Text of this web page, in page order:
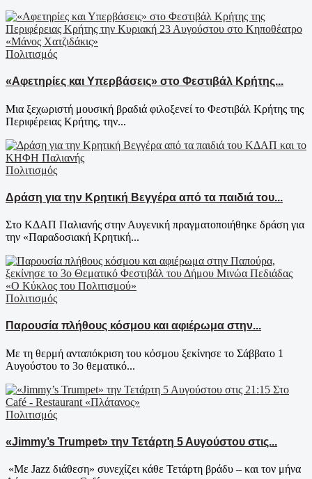
Πολιτισμός
«Αφετηρίες και Υπερβάσεις» στο Φεστιβάλ Κρήτης...
Μια ξεχωριστή μουσική βραδιά φιλοξενεί το Φεστιβάλ Κρήτης της
Περιφέρειας Κρήτης, την...
Πολιτισμός
Δράση για την Κρητική Βεγγέρα από τα παιδιά του...
Στο ΚΔΑΠ Παλιανής στην Αυγενική πραγματοποιήθηκε δράση για
την «Παραδοσιακή Κρητική...
Πολιτισμός
Παρουσία πλήθους κόσμου και αφιέρωμα στην...
Με τη θερμή ανταπόκριση του κόσμου ξεκίνησε το Σάββατο 1
Αυγούστου το 3ο θεματικό...
Πολιτισμός
«Jimmy’s Trumpet» την Τετάρτη 5 Αυγούστου στις...
«Με Jazz διάθεση» συνεχίζει κάθε Τετάρτη βράδυ – και τον μήνα